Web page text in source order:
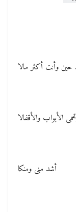
حين وأنت أكثر مالا
الأبواب والأقفالا
أشد منى ومنكا